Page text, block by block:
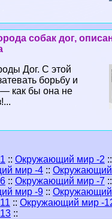
собак дог,
Дог. С этой
борьбу и
как бы она не
:: Окружающий мир -2 ::
мир -4 ::
:: Окружающий мир -7 ::
мир -9 ::
:: Окружающий мир -
::